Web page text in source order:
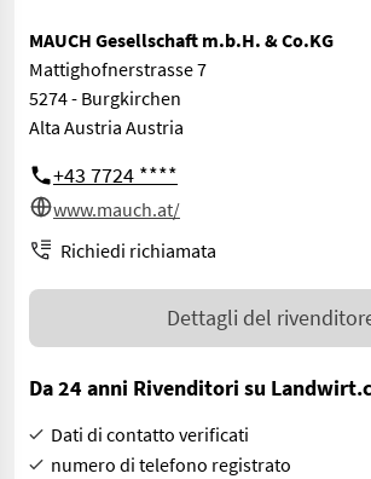
MAUCH Gesellschaft m.b.H. & Co.KG
Mattighofnerstrasse 7
5274 - Burgkirchen
Alta Austria Austria
+43 7724 ****
www.mauch.at/
Richiedi richiamata
Dettagli del
Da 24 anni Rivenditori su
Dati di contatto verificati
numero di telefono registrato